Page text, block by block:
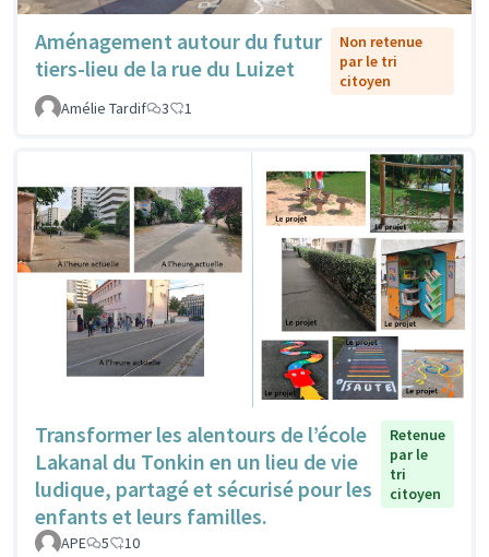
Aménagement autour du futur
tiers-lieu de la rue du Luizet
Non retenue
par le tri
citoyen
Amélie Tardif
3 1
Transformer les alentours de l’école
Lakanal du Tonkin en un lieu de vie
ludique, partagé et sécurisé pour les
enfants et leurs familles.
Retenue
par le
tri
citoyen
APE 5 10